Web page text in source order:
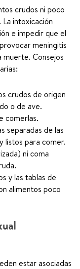
crudos ni poco
intoxicación
e impedir que el
meningitis
muerte. Consejos
crudos de origen
o de ave.
comerlas.
separadas de las
listos para comer.
ni coma
y las tablas de
alimentos poco
estar asociadas